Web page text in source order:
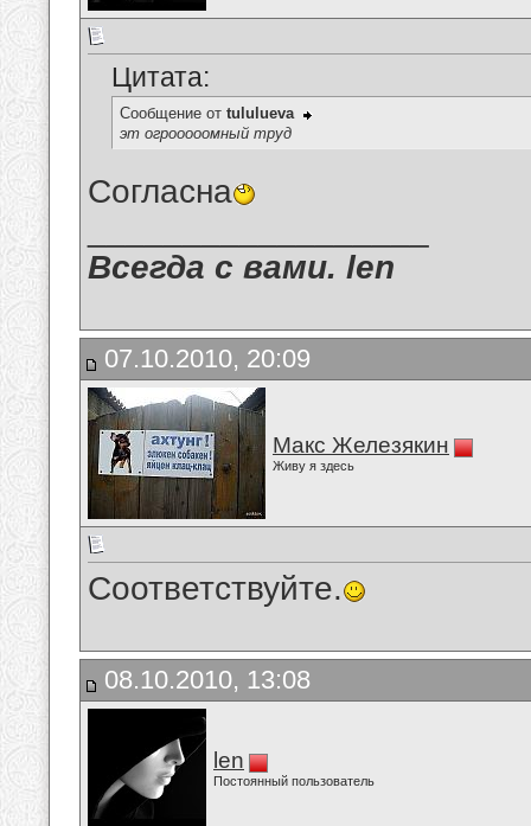
Цитата:
Сообщение от tululueva
эт огрооооомный труд
Согласна
Всегда с вами. len
07.10.2010, 20:09
Макс Железякин
Живу я здесь
Соответствуйте.
08.10.2010, 13:08
len
Постоянный пользователь